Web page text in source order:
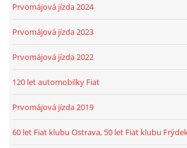
Prvomájová jízda 2024
Prvomájová jízda 2023
Prvomájová jízda 2022
120 let automobilky Fiat
Prvomájová jízda 2019
60 let Fiat klubu Ostrava, 50 let Fiat klubu